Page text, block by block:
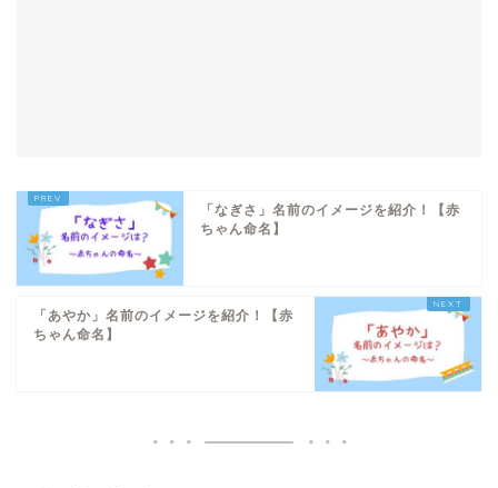
「なぎさ」名前のイメージを紹介！【赤
ちゃん命名】
「あやか」名前のイメージを紹介！【赤
ちゃん命名】